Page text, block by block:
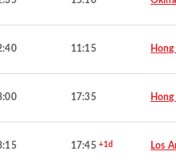
11:15
17:35
17:45 +1d Los